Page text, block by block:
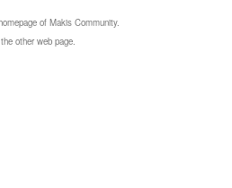
of Makis Community.
other web page.